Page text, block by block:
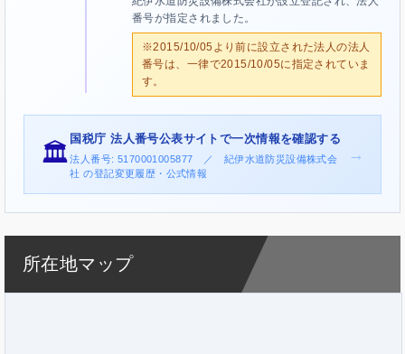
番号が指定されました。
※2015/10/05より前に設立された法人の法人
番号は、一律で2015/10/05に指定されていま
す。
🏛️
国税庁 法人番号公表サイトで一次情報を確認する
法人番号: 5170001005877 ／ 紀伊水道防災設備株式会
社 の登記変更履歴・公式情報
→
所在地マップ